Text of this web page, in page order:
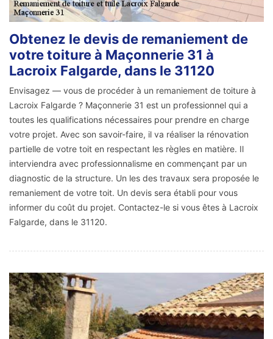
Obtenez le devis de remaniement de
votre toiture à Maçonnerie 31 à
Lacroix Falgarde, dans le 31120
Envisagez — vous de procéder à un remaniement de toiture à
Lacroix Falgarde ? Maçonnerie 31 est un professionnel qui a
toutes les qualifications nécessaires pour prendre en charge
votre projet. Avec son savoir-faire, il va réaliser la rénovation
partielle de votre toit en respectant les règles en matière. Il
interviendra avec professionnalisme en commençant par un
diagnostic de la structure. Un les des travaux sera proposée le
remaniement de votre toit. Un devis sera établi pour vous
informer du coût du projet. Contactez-le si vous êtes à Lacroix
Falgarde, dans le 31120.